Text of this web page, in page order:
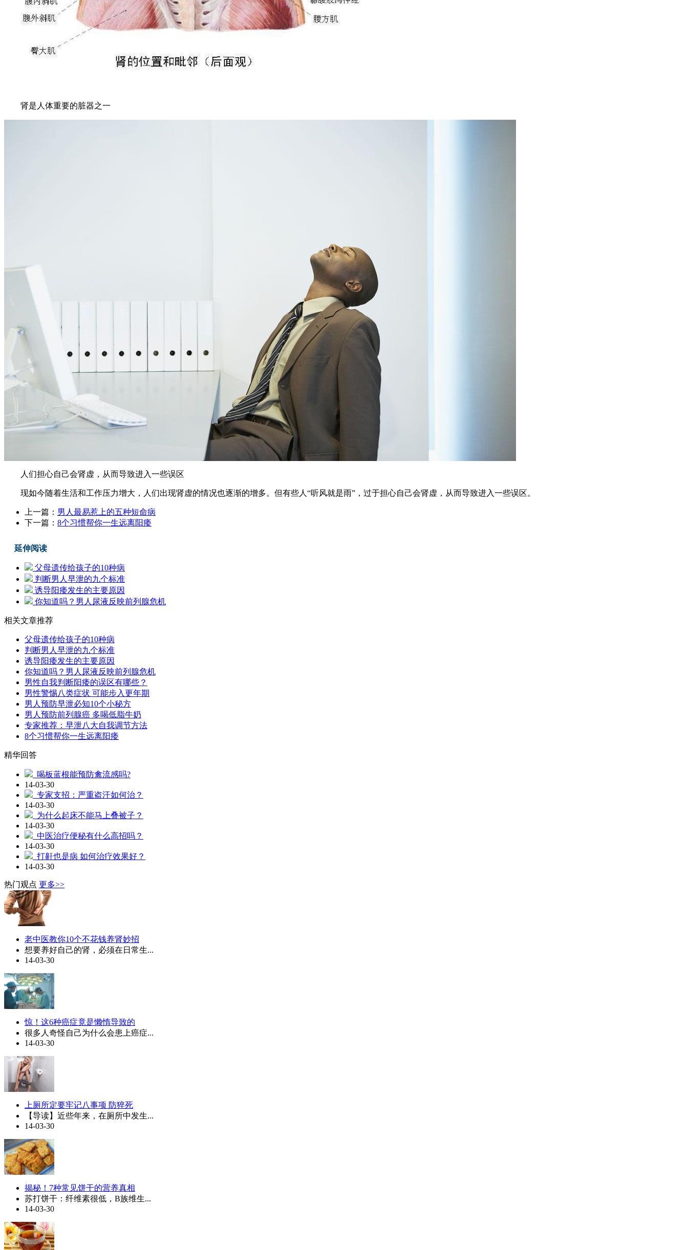
肾是人体重要的脏器之一
人们担心自己会肾虚，从而导致进入一些误区
现如今随着生活和工作压力增大，人们出现肾虚的情况也逐渐的增多。但有些人“听风就是雨”，过于担心自己会肾虚，从而导致进入一些误区。
上一篇： 男人最易惹上的五种短命病
下一篇： 8个习惯帮你一生远离阳痿
延伸阅读
父母遗传给孩子的10种病
判断男人早泄的九个标准
诱导阳痿发生的主要原因
你知道吗？男人尿液反映前列腺危机
相关文章推荐
父母遗传给孩子的10种病
判断男人早泄的九个标准
诱导阳痿发生的主要原因
你知道吗？男人尿液反映前列腺危机
男性自我判断阳痿的误区有哪些？
男性警惕八类症状 可能步入更年期
男人预防早泄必知10个小秘方
男人预防前列腺癌 多喝低脂牛奶
专家推荐：早泄八大自我调节方法
8个习惯帮你一生远离阳痿
精华回答
喝板蓝根能预防禽流感吗?
14-03-30
专家支招：严重盗汗如何治？
14-03-30
为什么起床不能马上叠被子？
14-03-30
中医治疗便秘有什么高招吗？
14-03-30
打鼾也是病 如何治疗效果好？
14-03-30
热门观点 更多>>
老中医教你10个不花钱养肾妙招
想要养好自己的肾，必须在日常生...
14-03-30
惊！这6种癌症竟是懒惰导致的
很多人奇怪自己为什么会患上癌症...
14-03-30
上厕所定要牢记八事项 防猝死
【导读】近些年来，在厕所中发生...
14-03-30
揭秘！7种常见饼干的营养真相
苏打饼干：纤维素很低，B族维生...
14-03-30